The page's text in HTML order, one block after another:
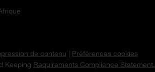
de contenu
Préférences cookies
Keeping Requirements Compliance Statement.